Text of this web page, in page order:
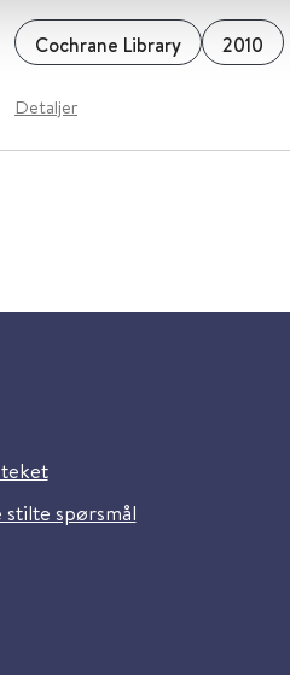
Cochrane Library 2010
Detaljer
spørsmål